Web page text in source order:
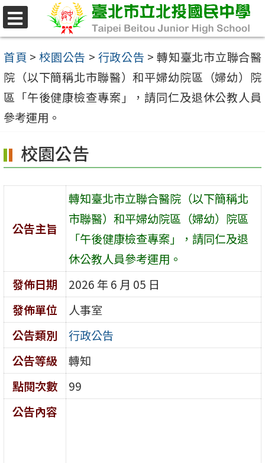
跳
至
主
要
內
容
首頁 > 校園公告 > 行政公告 > 轉知臺北市立聯合醫
院（以下簡稱北市聯醫）和平婦幼院區（婦幼）院
區「午後健康檢查專案」，請同仁及退休公教人員
參考運用。
校園公告
公告主旨
轉知臺北市立聯合醫院（以下簡稱北
市聯醫）和平婦幼院區（婦幼）院區
「午後健康檢查專案」，請同仁及退
休公教人員參考運用。
發佈日期
2026 年 6 月 05 日
發佈單位
人事室
公告類別
行政公告
公告等級
轉知
點閱次數
99
公告內容
選
單